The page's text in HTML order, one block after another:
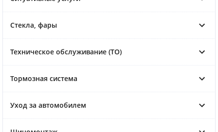
Стекла, фары
Техническое обслуживание (ТО)
Тормозная система
Уход за автомобилем